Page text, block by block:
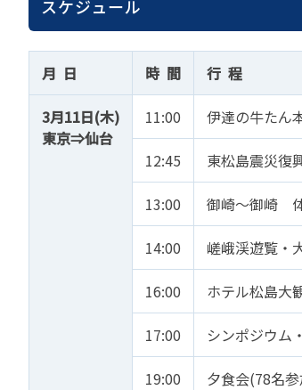
スケジュール
月 日 時 間 行 程
3月11日(木)
東京⇒仙台
11:00 伊達の牛たん
12:45 東松島震災復
13:00 御崎～御崎
14:00 嵯峨渓遊覧・
16:00 ホテル松島大
17:00 シンポジウム
19:00 夕食会(78名